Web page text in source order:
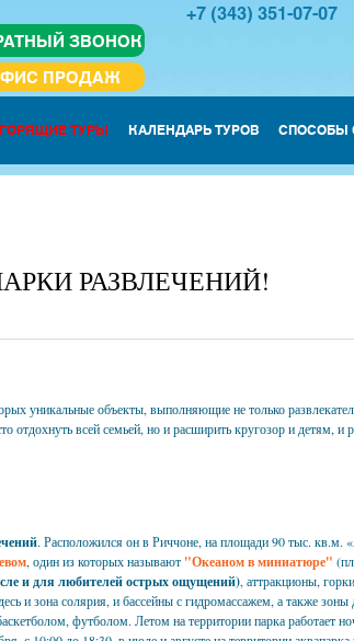
ЗВОНОК
ПРОДАЖ
+7 (343) 351-07-07
ГОРЯЩИЕ ТУРЫ КАЛЕНДАРЬ ТУРОВ СПОСОБЫ
ПАРКИ РАЗВЛЕЧЕНИЙ!
уникальные объекты, выполняющие не только
отдохнуть всей семьей, но и расширить кругозор и детям, и
. Расположился он в Риччоне, на площади 90 тыс.
, один из которых называют "Океаном в миниатюре"
и для любителей острых ощущений), аттракционы,
и зона солярия, и бассейны с гидромассажем, а также
футболом. Летом на территории парка работает